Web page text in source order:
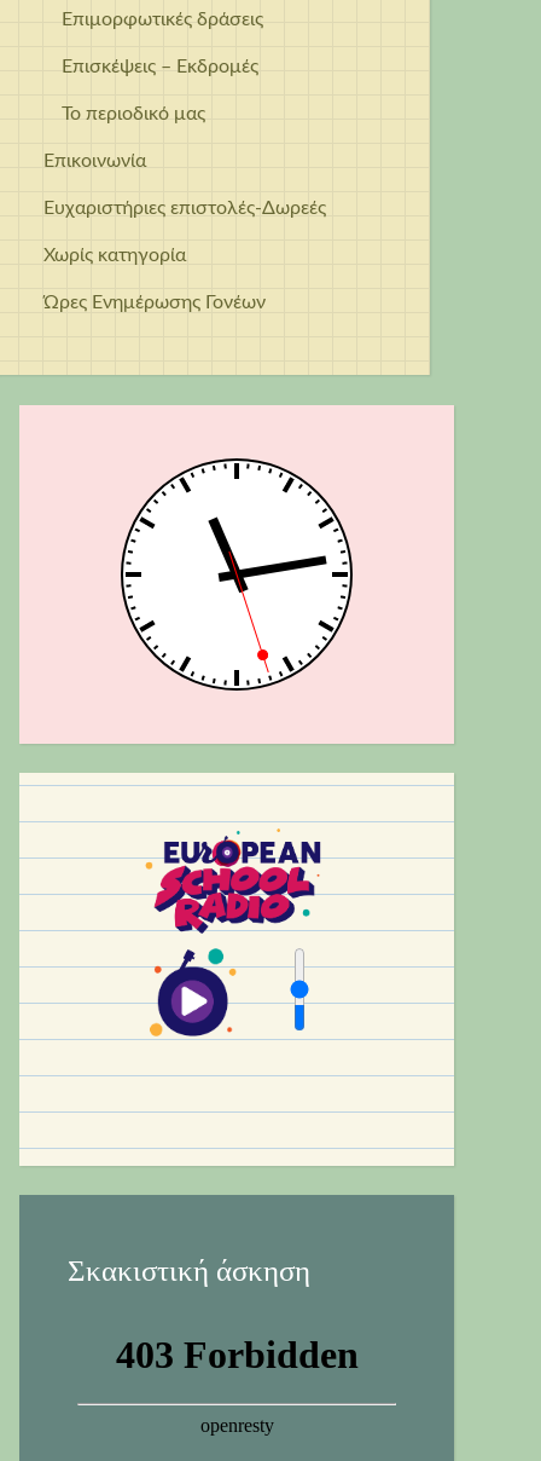
Επιμορφωτικές δράσεις
Επισκέψεις – Εκδρομές
Το περιοδικό μας
Επικοινωνία
Ευχαριστήριες επιστολές-Δωρεές
Χωρίς κατηγορία
Ώρες Ενημέρωσης Γονέων
Σκακιστική άσκηση